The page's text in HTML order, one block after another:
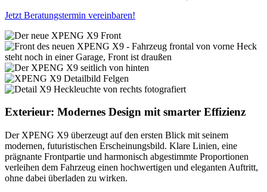
Jetzt Beratungstermin vereinbaren!
Exterieur: Modernes Design mit smarter Effizienz
Der XPENG X9 überzeugt auf den ersten Blick mit seinem
modernen, futuristischen Erscheinungsbild. Klare Linien, eine
prägnante Frontpartie und harmonisch abgestimmte Proportionen
verleihen dem Fahrzeug einen hochwertigen und eleganten Auftritt,
ohne dabei überladen zu wirken.